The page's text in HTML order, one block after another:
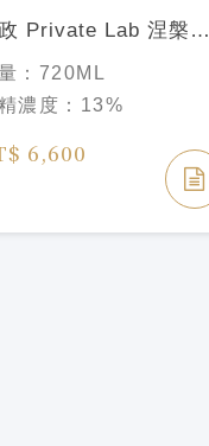
Private Lab 涅槃龜
低精白 純米酒
： 720ML
濃度： 13%
6,600